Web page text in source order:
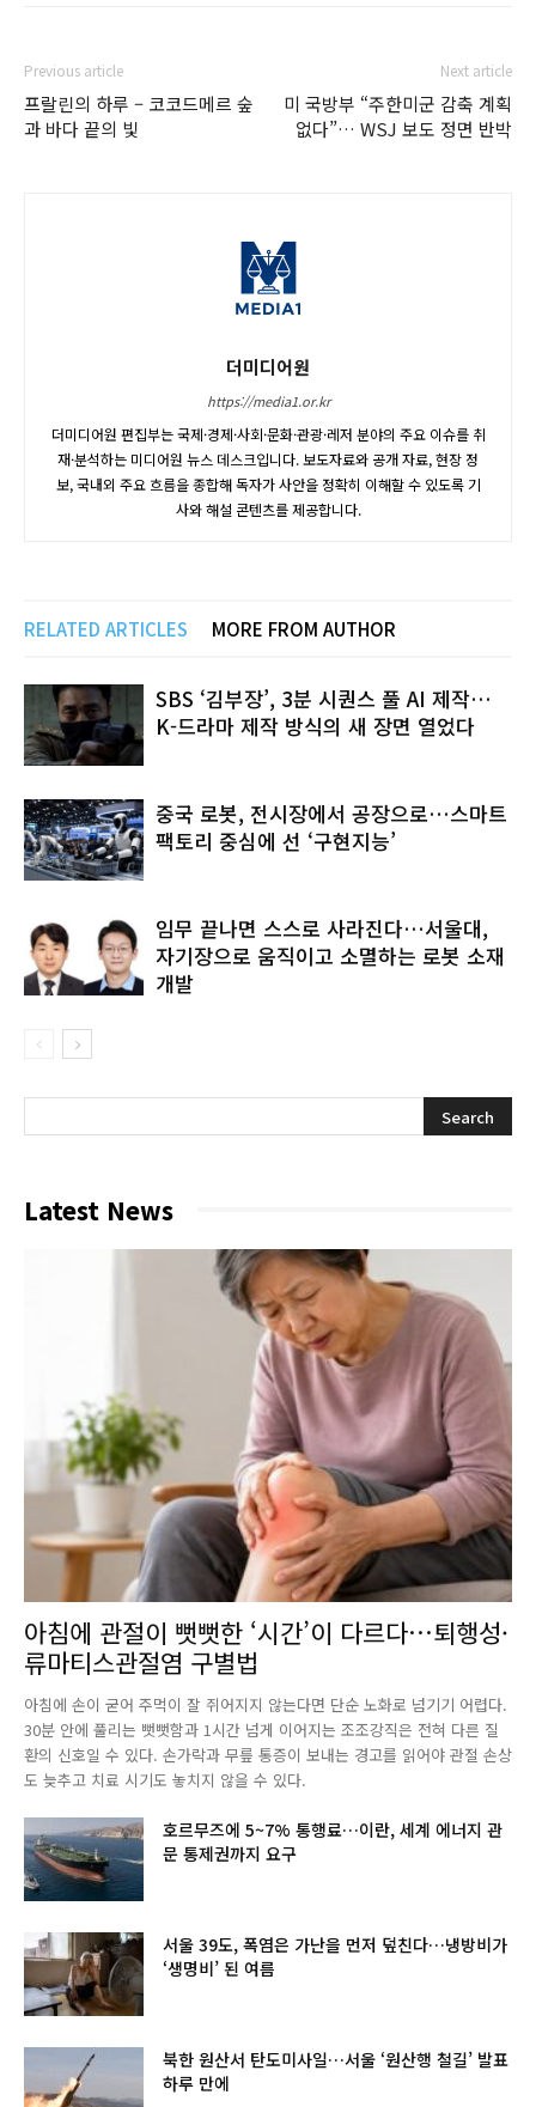
Previous article
프랄린의 하루 – 코코드메르 숲
과 바다 끝의 빛
Next article
미 국방부 “주한미군 감축 계획
없다”… WSJ 보도 정면 반박
더미디어원
https://media1.or.kr
더미디어원 편집부는 국제·경제·사회·문화·관광·레저 분야의 주요 이슈를 취
재·분석하는 미디어원 뉴스 데스크입니다. 보도자료와 공개 자료, 현장 정
보, 국내외 주요 흐름을 종합해 독자가 사안을 정확히 이해할 수 있도록 기
사와 해설 콘텐츠를 제공합니다.
RELATED ARTICLES MORE FROM AUTHOR
SBS ‘김부장’, 3분 시퀀스 풀 AI 제작…
K-드라마 제작 방식의 새 장면 열었다
중국 로봇, 전시장에서 공장으로…스마트
팩토리 중심에 선 ‘구현지능’
임무 끝나면 스스로 사라진다…서울대,
자기장으로 움직이고 소멸하는 로봇 소재
개발
Latest News
아침에 관절이 뻣뻣한 ‘시간’이 다르다…퇴행성·
류마티스관절염 구별법
아침에 손이 굳어 주먹이 잘 쥐어지지 않는다면 단순 노화로 넘기기 어렵다.
30분 안에 풀리는 뻣뻣함과 1시간 넘게 이어지는 조조강직은 전혀 다른 질
환의 신호일 수 있다. 손가락과 무릎 통증이 보내는 경고를 읽어야 관절 손상
도 늦추고 치료 시기도 놓치지 않을 수 있다.
호르무즈에 5~7% 통행료…이란, 세계 에너지 관
문 통제권까지 요구
서울 39도, 폭염은 가난을 먼저 덮친다…냉방비가
‘생명비’ 된 여름
북한 원산서 탄도미사일…서울 ‘원산행 철길’ 발표
하루 만에